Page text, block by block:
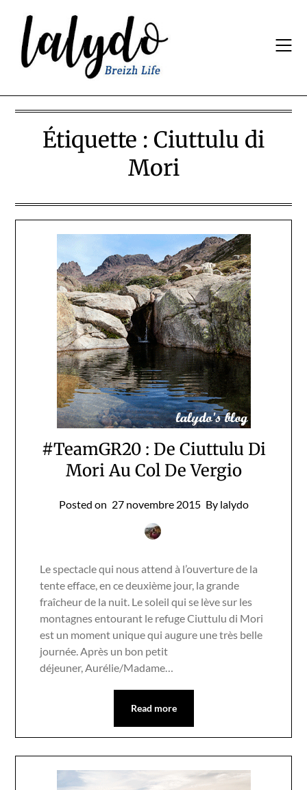
content
Étiquette : Ciuttulu di
Mori
#TeamGR20 : De Ciuttulu Di
Mori Au Col De Vergio
Posted on 27 novembre 2015 By lalydo
Le spectacle qui nous attend à l’ouverture de la
tente efface, en ce deuxième jour, la grande
fraîcheur de la nuit. Le soleil qui se lève sur les
montagnes entourant le refuge Ciuttulu di Mori
est un moment unique qui augure une très belle
journée. Après un bon petit
déjeuner, Aurélie/Madame…
Read more